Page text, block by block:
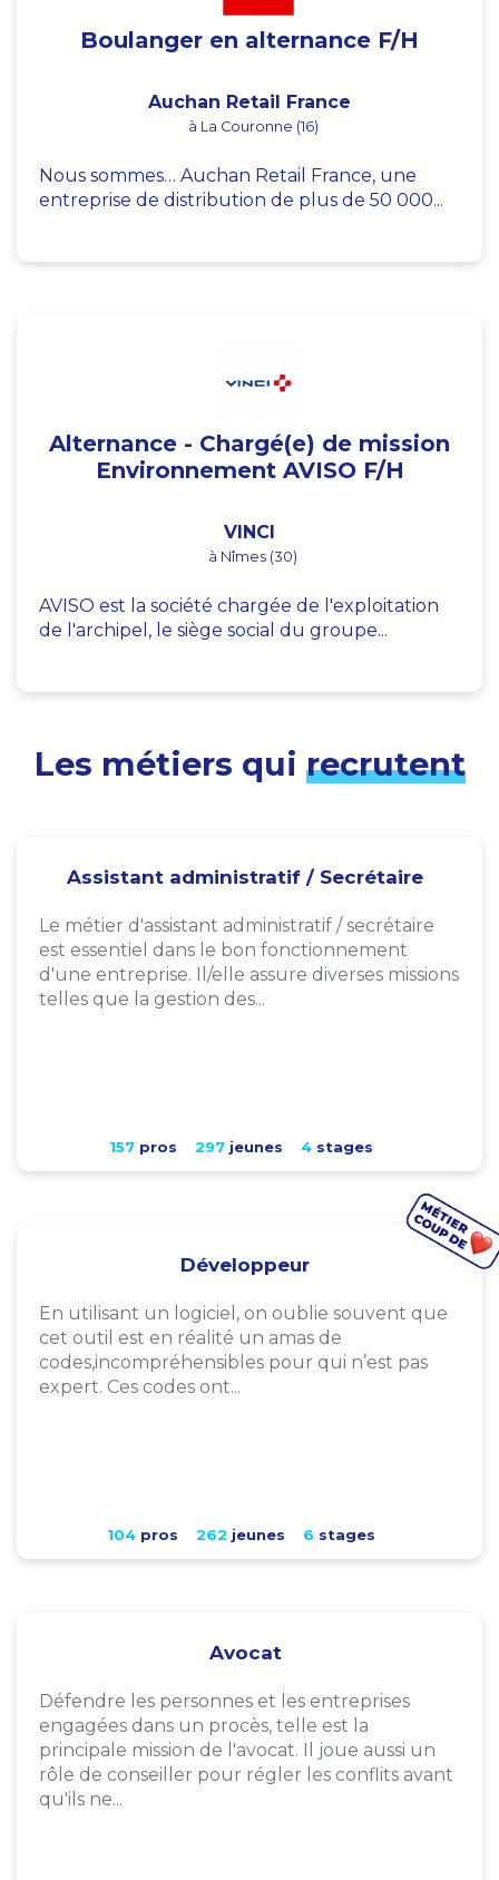
Boulanger en alternance F/H
Auchan Retail France
à La Couronne (16)
Nous sommes… Auchan Retail France, une
entreprise de distribution de plus de 50 000...
Alternance - Chargé(e) de mission
Environnement AVISO F/H
VINCI
à Nîmes (30)
AVISO est la société chargée de l'exploitation
de l'archipel, le siège social du groupe...
Les métiers qui recrutent
Assistant administratif / Secrétaire
Le métier d'assistant administratif / secrétaire
est essentiel dans le bon fonctionnement
d'une entreprise. Il/elle assure diverses missions
telles que la gestion des...
157pros 297jeunes 4stages
Développeur
En utilisant un logiciel, on oublie souvent que
cet outil est en réalité un amas de
codes,incompréhensibles pour qui n’est pas
expert. Ces codes ont...
104pros 262 jeunes 6 stages
Avocat
Défendre les personnes et les entreprises
engagées dans un procès, telle est la
principale mission de l'avocat. Il joue aussi un
rôle de conseiller pour régler les conflits avant
qu'ils ne...